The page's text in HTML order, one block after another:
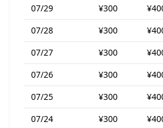
07/29 ¥300
07/28
¥300
07/27
¥300
07/26
¥300
07/25
¥300
07/24
¥300